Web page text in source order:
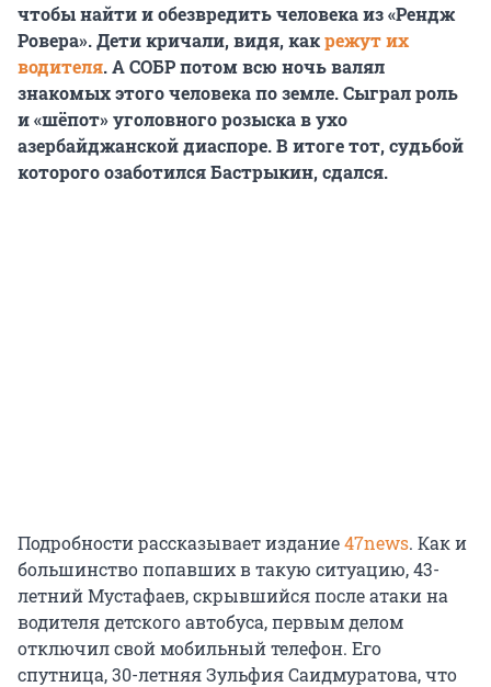
чтобы найти и обезвредить человека из «Рендж
Ровера». Дети кричали, видя, какрежут их
водителя. А СОБР потом всю ночь валял
знакомых этого человека по земле. Сыграл роль
и «шёпот» уголовного розыска в ухо
азербайджанской диаспоре. В итоге тот, судьбой
которого озаботился Бастрыкин, сдался.
Подробности рассказывает издание47news. Как и
большинство попавших в такую ситуацию, 43-
летний Мустафаев, скрывшийся после атаки на
водителя детского автобуса, первым делом
отключил свой мобильный телефон. Его
спутница, 30-летняя Зульфия Саидмуратова, что